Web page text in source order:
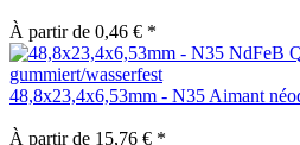
À partir de 0,46 € *
48,8x23,4x6,53mm - N35 Aimant
À partir de 15,76 € *